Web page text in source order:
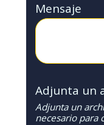
Mensaje
Adjunta un
Adjunta un
necesario para